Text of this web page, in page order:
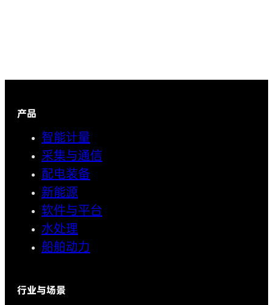
产品
智能计量
采集与通信
配电装备
新能源
软件与平台
水处理
船舶动力
行业与场景